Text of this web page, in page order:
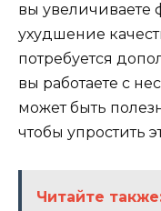
вы увеличиваете
ухудшение
потребуется
вы работаете с
может быть
чтобы упростить
Читайте